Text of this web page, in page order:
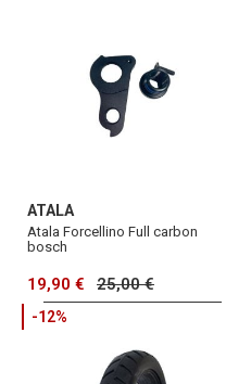
ATALA
Atala Forcellino Full carbon
bosch
19,90 € 25,00 €
-12%